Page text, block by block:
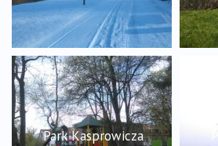
Park Kasprowicza